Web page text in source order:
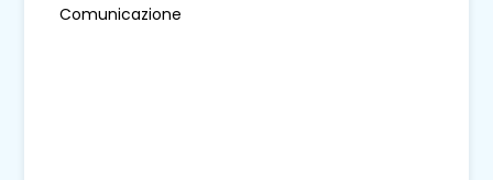
Comunicazione